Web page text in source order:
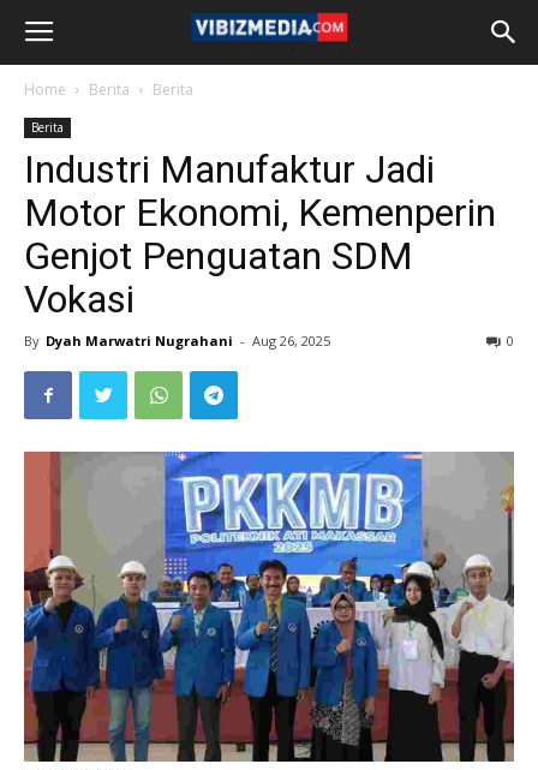
Home Berita Berita
Berita
Industri Manufaktur Jadi
Motor Ekonomi, Kemenperin
Genjot Penguatan SDM
Vokasi
By Dyah Marwatri Nugrahani - Aug 26, 2025 0